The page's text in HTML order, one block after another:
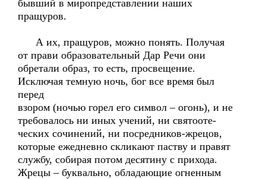
бывший в миропредставлении наших
пращуров.
А их, пращуров, можно понять. Получая
от прави образовательный Дар Речи они
обретали образ, то есть, просвещение.
Исключая темную ночь, бог все время был
перед
взором (ночью горел его символ – огонь), и не
требовалось ни иных учений, ни святооте-
ческих сочинений, ни посредников-жрецов,
которые ежедневно скликают паству и правят
службу, собирая потом десятину с прихода.
Жрецы – буквально, обладающие огненным